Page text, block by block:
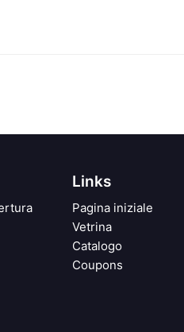
Links
Pagina iniziale
Vetrina
Catalogo
Coupons